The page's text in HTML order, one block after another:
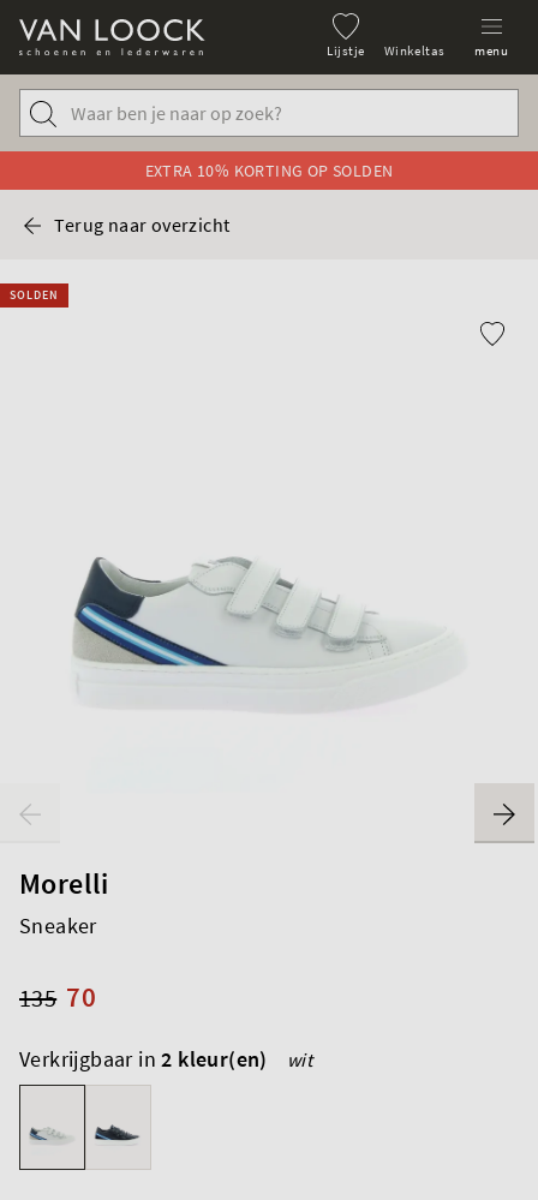
Lijstje Winkeltas menu
EXTRA 10% KORTING OP SOLDEN
Terug naar overzicht
SOLDEN
Morelli
Sneaker
70
135
Verkrijgbaar in2 kleur(en) wit